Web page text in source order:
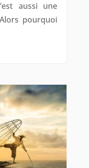
aussi une
pourquoi